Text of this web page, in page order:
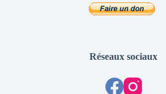
Réseaux sociaux